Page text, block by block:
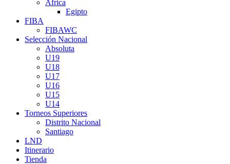
Africa
Egipto
FIBA
FIBAWC
Selección Nacional
Absoluta
U19
U18
U17
U16
U15
U14
Torneos Superiores
Distrito Nacional
Santiago
LND
Itinerario
Tienda